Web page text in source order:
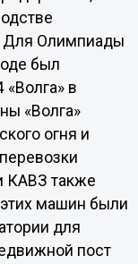
Для Олимпиады
был
в
«Волга»
огня и
КАВЗ также
этих машин были
для
пост